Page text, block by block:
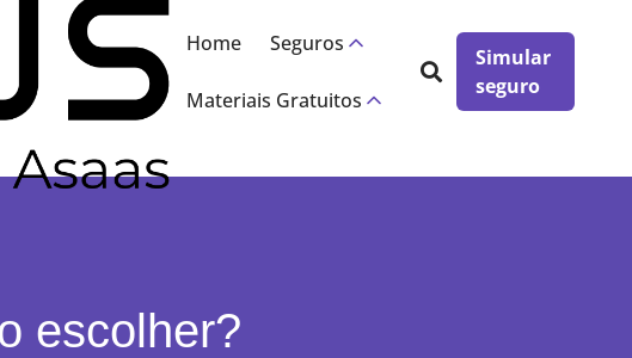
Home Seguros
Materiais Gratuitos
Simular
seguro
escolher?